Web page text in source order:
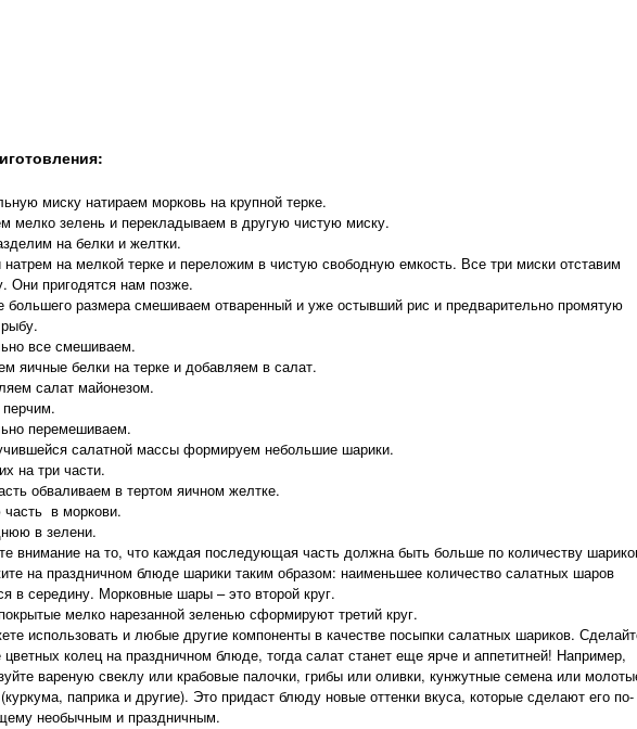
миску натираем морковь на крупной терке.
мелко зелень и перекладываем в другую чистую миску.
на белки и желтки.
на мелкой терке и переложим в чистую свободную емкость. Все три миски отставим
Они пригодятся нам позже.
большего размера смешиваем отваренный и уже остывший рис и предварительно промятую
все смешиваем.
яичные белки на терке и добавляем в салат.
салат майонезом.
перемешиваем.
салатной массы формируем небольшие шарики.
на три части.
обваливаем в тертом яичном желтке.
в моркови.
в зелени.
внимание на то, что каждая последующая часть должна быть больше по количеству
на праздничном блюде шарики таким образом: наименьшее количество салатных шаров
в середину. Морковные шары – это второй круг.
мелко нарезанной зеленью сформируют третий круг.
использовать и любые другие компоненты в качестве посыпки салатных шариков.
колец на праздничном блюде, тогда салат станет еще ярче и аппетитней! Например,
вареную свеклу или крабовые палочки, грибы или оливки, кунжутные семена или
паприка и другие). Это придаст блюду новые оттенки вкуса, которые сделают его по-
необычным и праздничным.